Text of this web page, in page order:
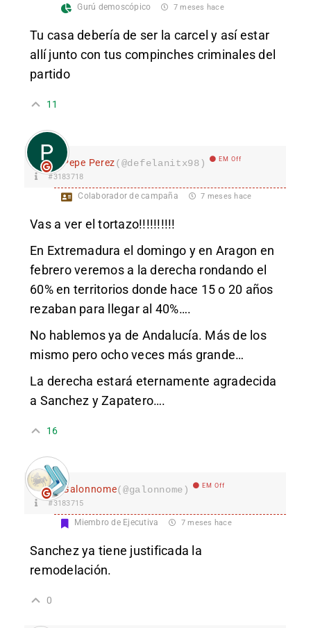
Gurú demoscópico 7 meses hace
Tu casa debería de ser la carcel y así estar
allí junto con tus compinches criminales del
partido
11
Pepe Perez(@defelanitx98) EM Off
#3183718
Colaborador de campaña 7 meses hace
Vas a ver el tortazo!!!!!!!!!!
En Extremadura el domingo y en Aragon en
febrero veremos a la derecha rondando el
60% en territorios donde hace 15 o 20 años
rezaban para llegar al 40%….
No hablemos ya de Andalucía. Más de los
mismo pero ocho veces más grande…
La derecha estará eternamente agradecida
a Sanchez y Zapatero….
16
Galonnome(@galonnome) EM Off
#3183715
Miembro de Ejecutiva 7 meses hace
Sanchez ya tiene justificada la
remodelación.
0